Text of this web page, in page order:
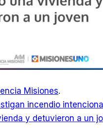
Misiones.
incendio
y detuvieron a un